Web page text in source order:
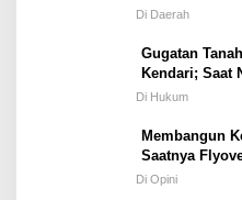
Di Daerah
Gugatan
Kendari; Saat
Hukum atau
Di Hukum
Membangun
Saatnya
Kota
Di Opini